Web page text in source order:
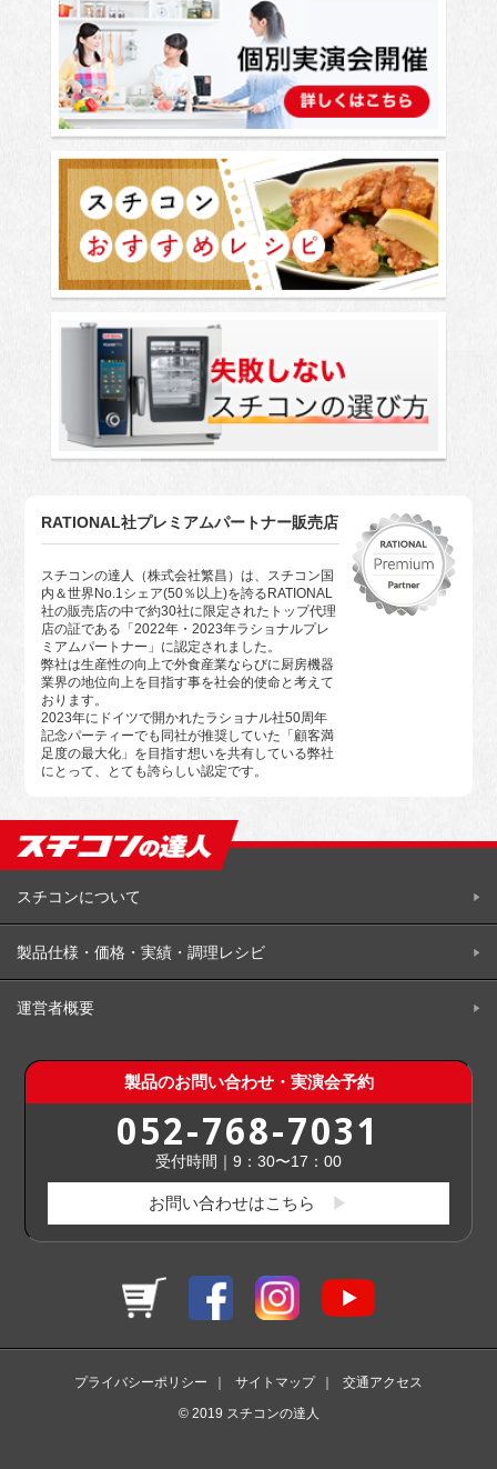
RATIONAL社プレミアムパートナー販売店
スチコンの達人（株式会社繁昌）は、スチコン国
内＆世界No.1シェア(50％以上)を誇るRATIONAL
社の販売店の中で約30社に限定されたトップ代理
店の証である「2022年・2023年ラショナルプレ
ミアムパートナー」に認定されました。
弊社は生産性の向上で外食産業ならびに厨房機器
業界の地位向上を目指す事を社会的使命と考えて
おります。
2023年にドイツで開かれたラショナル社50周年
記念パーティーでも同社が推奨していた「顧客満
足度の最大化」を目指す想いを共有している弊社
にとって、とても誇らしい認定です。
スチコンについて
製品仕様・価格・実績・調理レシビ
運営者概要
製品のお問い合わせ・実演会予約
052-768-7031
受付時間｜9：30〜17：00
お問い合わせはこちら
プライバシーポリシー ｜ サイトマップ ｜
交通アクセス
© 2019 スチコンの達人